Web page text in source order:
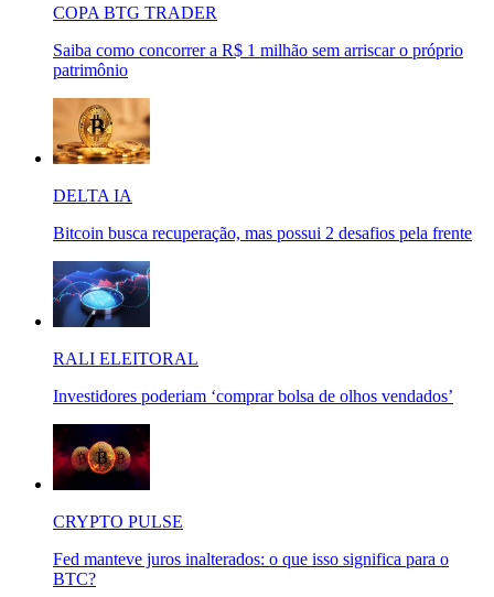
COPA BTG TRADER
Saiba como concorrer a R$ 1 milhão sem arriscar o próprio
patrimônio
DELTA IA
Bitcoin busca recuperação, mas possui 2 desafios pela frente
RALI ELEITORAL
Investidores poderiam ‘comprar bolsa de olhos vendados’
CRYPTO PULSE
Fed manteve juros inalterados: o que isso significa para o
BTC?